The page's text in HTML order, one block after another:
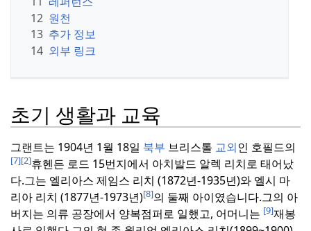
12 원천
13 추가 정보
14 외부 링크
초기 생활과 교육
그랜트는 1904년 1월 18일 북부 브리스톨 교외인 호필드의
[7][2]휴헨든 로드 15번지에서 아치발드 알렉 리치로 태어났
다.그는 엘리아스 제임스 리치 (1872년-1935년)와 엘시 마
리아 리치 (1877년-1973년)[8]의 둘째 아이였습니다.그의 아
버지는 의류 공장에서 양복점퍼로 일했고, 어머니는 [9]재봉